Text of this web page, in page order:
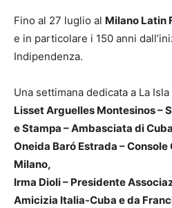
Fino al 27 luglio al Milano Latin
e in particolare i 150 anni
Indipendenza.
Una settimana dedicata a La
Lisset Arguelles Montesinos –
e Stampa – Ambasciata di
Oneida Baró Estrada – Console
Milano,
Irma Dioli – Presidente
Amicizia Italia-Cuba e da